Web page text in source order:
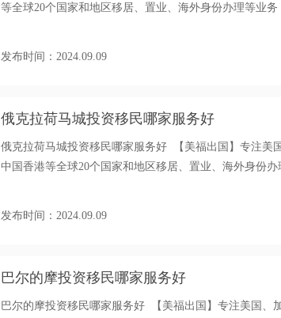
等全球20个国家和地区移居、置业、海外身份办理等业务
发布时间：2024.09.09
俄克拉荷马城投资移民哪家服务好
俄克拉荷马城投资移民哪家服务好 【美福出国】专注美
中国香港等全球20个国家和地区移居、置业、海外身份
发布时间：2024.09.09
巴尔的摩投资移民哪家服务好
巴尔的摩投资移民哪家服务好 【美福出国】专注美国、